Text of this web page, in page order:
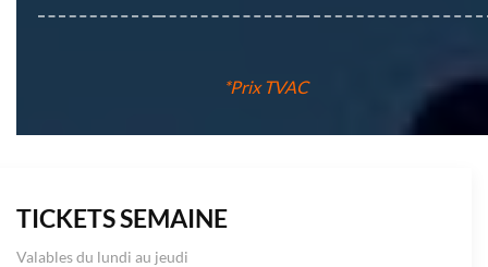
*Prix TVAC
TICKETS SEMAINE
Valables du lundi au jeudi